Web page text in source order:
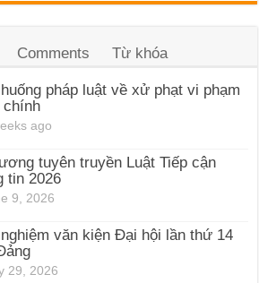
Comments Từ khóa
pháp luật về xử phạt vi phạm
chính
ago
tuyên truyền Luật Tiếp cận
tin 2026
9, 2026
văn kiện Đại hội lần thứ 14
29, 2026